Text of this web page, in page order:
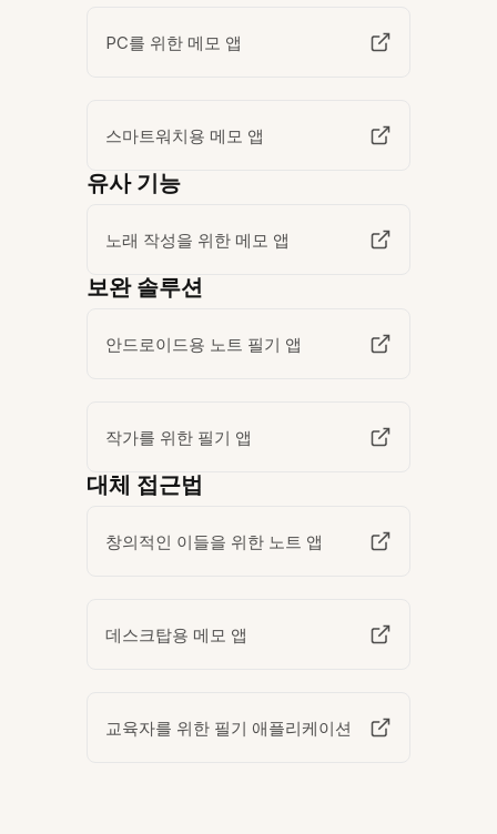
PC를 위한 메모 앱
스마트워치용 메모 앱
유사 기능
노래 작성을 위한 메모 앱
보완 솔루션
안드로이드용 노트 필기 앱
작가를 위한 필기 앱
대체 접근법
창의적인 이들을 위한 노트 앱
데스크탑용 메모 앱
교육자를 위한 필기 애플리케이션